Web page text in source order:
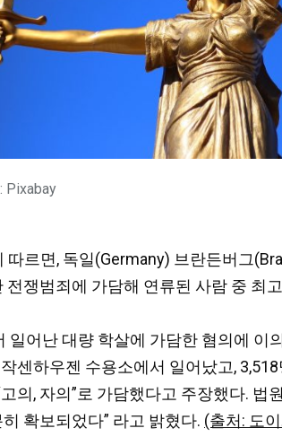
Pixabay
르면, 독일(Germany) 브란든버그
쟁범죄에 가담해 연류된 사람 중 최
어난 대량 학살에 가담한 혐의에
센하우젠 수용소에서 일어났고,
의, 자의”로 가담했다고 주장했다.
확보되었다” 라고 밝혔다. (출처: 도